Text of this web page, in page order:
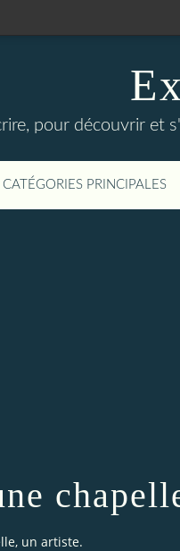
pour découvrir et
CATÉGORIES PRINCIPALES
un artiste.